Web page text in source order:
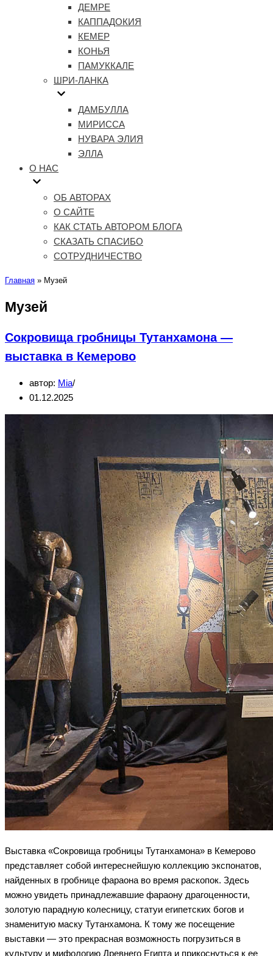
ДЕМРЕ
КАППАДОКИЯ
КЕМЕР
КОНЬЯ
ПАМУККАЛЕ
ШРИ-ЛАНКА
ДАМБУЛЛА
МИРИССА
НУВАРА ЭЛИЯ
ЭЛЛА
О НАС
ОБ АВТОРАХ
О САЙТЕ
КАК СТАТЬ АВТОРОМ БЛОГА
СКАЗАТЬ СПАСИБО
СОТРУДНИЧЕСТВО
Главная » Музей
Музей
Сокровища гробницы Тутанхамона —
выставка в Кемерово
автор: Mia
01.12.2025
Выставка «Сокровища гробницы Тутанхамона» в Кемерово
представляет собой интереснейшую коллекцию экспонатов,
найденных в гробнице фараона во время раскопок. Здесь
можно увидеть принадлежавшие фараону драгоценности,
золотую парадную колесницу, статуи египетских богов и
знаменитую маску Тутанхамона. К тому же посещение
выставки — это прекрасная возможность погрузиться в
культуру и мифологию Древнего Египта и прикоснуться к ее